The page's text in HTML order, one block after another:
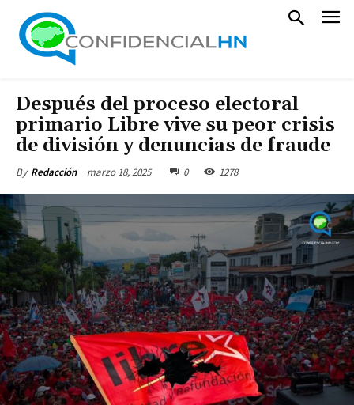
Después del proceso electoral
primario Libre vive su peor crisis
de división y denuncias de fraude
By Redacción marzo 18, 2025 0 1278